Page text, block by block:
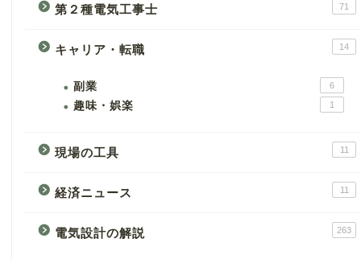
第２種電気工事士 71
キャリア・転職 14
副業 6
趣味・娯楽 1
現場の工具 11
経済ニュース 11
電気設計の解説 263